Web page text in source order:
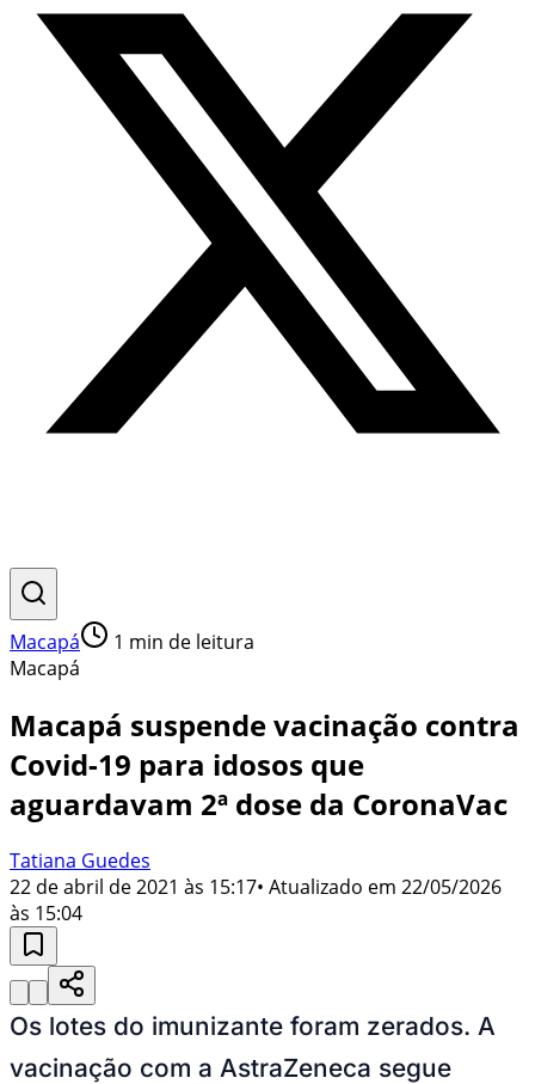
Macapá 1 min de leitura
Macapá
Macapá suspende vacinação contra
Covid-19 para idosos que
aguardavam 2ª dose da CoronaVac
Tatiana Guedes
22 de abril de 2021 às 15:17• Atualizado em 22/05/2026
às 15:04
Os lotes do imunizante foram zerados. A
vacinação com a AstraZeneca segue